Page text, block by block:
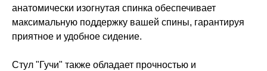
анатомически изогнутая спинка обеспечивает
максимальную поддержку вашей спины, гарантируя
приятное и удобное сидение.
Стул "Гучи" также обладает прочностью и